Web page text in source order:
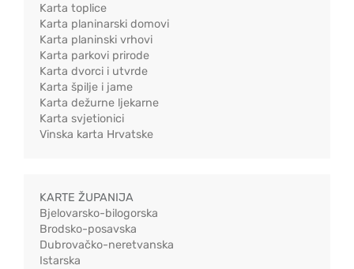
Karta toplice
Karta planinarski domovi
Karta planinski vrhovi
Karta parkovi prirode
Karta dvorci i utvrde
Karta špilje i jame
Karta dežurne ljekarne
Karta svjetionici
Vinska karta Hrvatske
KARTE ŽUPANIJA
Bjelovarsko-bilogorska
Brodsko-posavska
Dubrovačko-neretvanska
Istarska